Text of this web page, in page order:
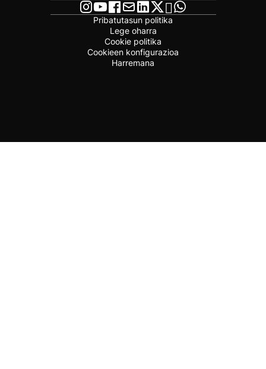
Pribatutasun politika
Lege oharra
Cookie politika
Cookieen konfigurazioa
Harremana